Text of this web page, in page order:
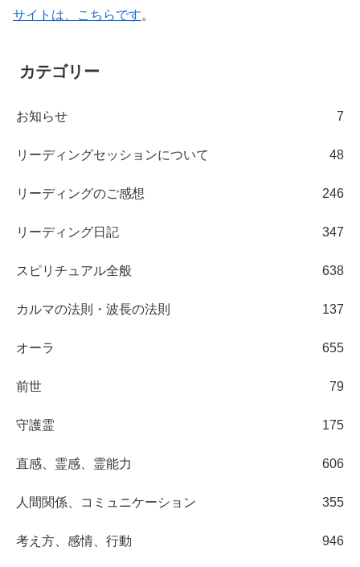
サイトは、こちらです。
カテゴリー
お知らせ 7
リーディングセッションについて 48
リーディングのご感想 246
リーディング日記 347
スピリチュアル全般 638
カルマの法則・波長の法則 137
オーラ 655
前世 79
守護霊 175
直感、霊感、霊能力 606
人間関係、コミュニケーション 355
考え方、感情、行動 946